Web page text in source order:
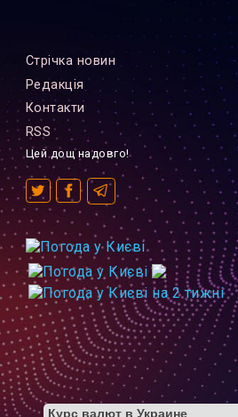
Стрiчка новин
Редакцiя
Контакти
RSS
Цей дощ надовго!